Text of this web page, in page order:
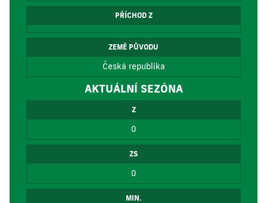
PŘÍCHOD Z
ZEMĚ PŮVODU
Česká republika
AKTUÁLNÍ SEZÓNA
Z
0
ZS
0
MIN.